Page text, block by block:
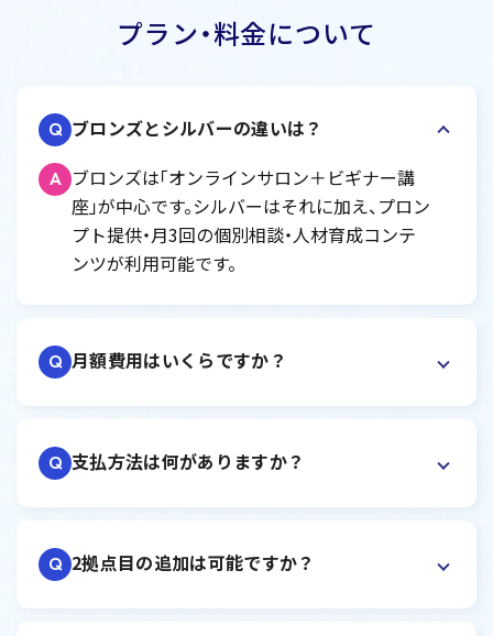
プラン・料金について
Q ブロンズとシルバーの違いは？
A ブロンズは「オンラインサロン＋ビギナー講
座」が中心です。シルバーはそれに加え、プロン
プト提供・月3回の個別相談・人材育成コンテ
ンツが利用可能です。
Q 月額費用はいくらですか？
Q 支払方法は何がありますか？
Q 2拠点目の追加は可能ですか？